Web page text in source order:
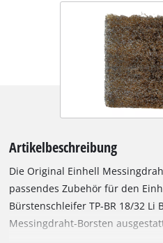
Artikelbeschreibung
Die Original Einhell
passendes Zubehör für den
Bürstenschleifer TP-BR 18/32 Li
Messingdraht-Borsten